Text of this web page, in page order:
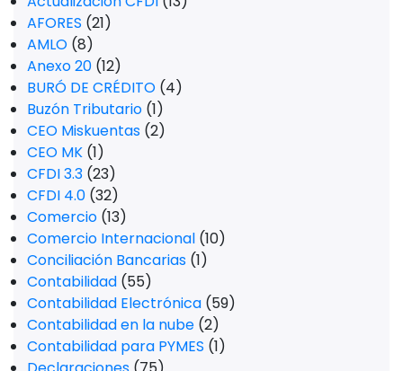
AFORES (21)
AMLO (8)
Anexo 20 (12)
BURÓ DE CRÉDITO (4)
Buzón Tributario (1)
CEO Miskuentas (2)
CEO MK (1)
CFDI 3.3 (23)
CFDI 4.0 (32)
Comercio (13)
Comercio Internacional (10)
Conciliación Bancarias (1)
Contabilidad (55)
Contabilidad Electrónica (59)
Contabilidad en la nube (2)
Contabilidad para PYMES (1)